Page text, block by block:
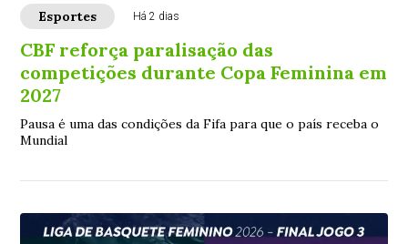
Esportes Há 2 dias
CBF reforça paralisação das
competições durante Copa Feminina em
2027
Pausa é uma das condições da Fifa para que o país receba o
Mundial